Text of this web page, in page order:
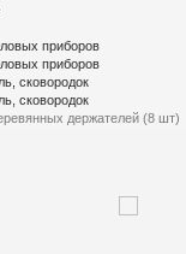
приборов
приборов
сковородок
сковородок
держателей (8 шт)